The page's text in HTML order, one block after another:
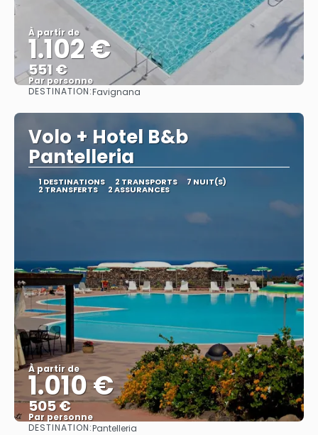
À partir de
1.102 €
551 €
Par personne
Afficher
DESTINATION:Favignana
Volo + Hotel B&b
Pantelleria
1 DESTINATIONS 2 TRANSPORTS 7 NUIT(S)
2 TRANSFERTS 2 ASSURANCES
À partir de
1.010 €
505 €
Par personne
DESTINATION:Pantelleria